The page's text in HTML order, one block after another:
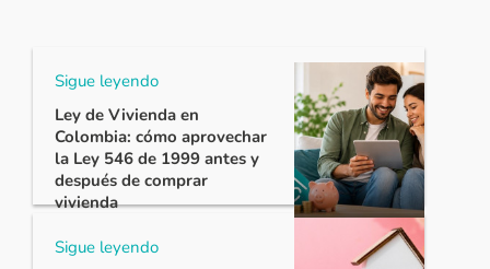
Sigue leyendo
Ley de Vivienda en
Colombia: cómo aprovechar
la Ley 546 de 1999 antes y
después de comprar
vivienda
Sigue leyendo